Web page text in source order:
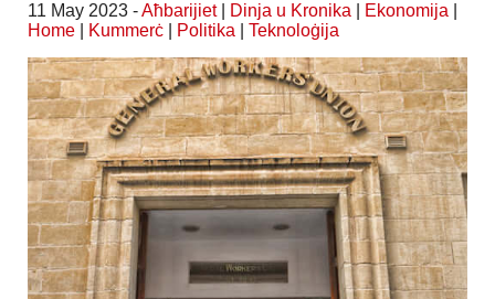
11 May 2023 -Aħbarijiet| Dinja u Kronika Ekonomija
Home
Kummerċ Politika Teknoloġija